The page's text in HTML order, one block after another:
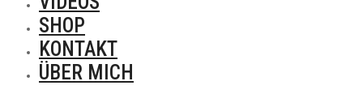
SHOP
KONTAKT
ÜBER MICH